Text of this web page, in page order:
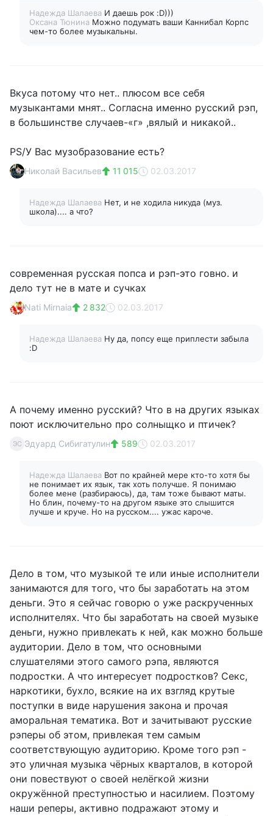
Надежда Шалаева И даешь рок :D)))
Оксана Тюнина Можно подумать ваши Каннибал Корпс
чем-то более музыкальны.
Вкуса потому что нет.. плюсом все себя
музыкантами мнят.. Согласна именно русский рэп,
в большинстве случаев-«г» ,вялый и никакой..
PS/У Вас музобразование есть?
Николай Васильев 11 015 02.03.2017
Надежда Шалаева Нет, и не ходила никуда (муз.
школа).... а что?
современная русская попса и рэп-это гoвнo. и
дело тут не в мате и сучках
Nati Mirnaia 2 832 02.03.2017
Надежда Шалаева Ну да, попсу еще приплести забыла
:D
А почему именно русский? Что в на других языках
поют исключительно про солныщко и птичек?
ЭС Эдуард Сибигатулин 589 02.03.2017
Надежда Шалаева Вот по крайней мере кто-то хотя бы
не понимает их язык, так хоть получше. Я понимаю
более мене (разбираюсь), да, там тоже бывают маты.
Но блин, почему-то на другом языке это слышится
лучше и круче. Но на русском.... ужас кароче.
Дело в том, что музыкой те или иные исполнители
занимаются для того, что бы заработать на этом
деньги. Это я сейчас говорю о уже раскрученных
исполнителях. Что бы заработать на своей музыке
деньги, нужно привлекать к ней, как можно больше
аудитории. Дело в том, что основными
слушателями этого самого рэпа, являются
подростки. А что интересует подростков? Секс,
наркотики, бухло, всякие на их взгляд крутые
поступки в виде нарушения закона и прочая
аморальная тематика. Вот и зачитывают русские
рэперы об этом, привлекая тем самым
соответствующую аудиторию. Кроме того рэп -
это уличная музыка чёрных кварталов, в которой
они повествуют о своей нелёгкой жизни
окружённой преступностью и насилием. Поэтому
наши реперы, активно подражают этому и